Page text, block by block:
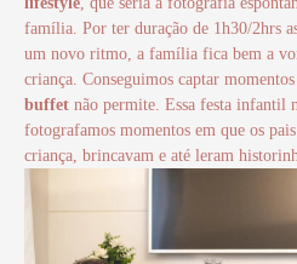
família. Por ter duração de 1h30/2hrs
um novo ritmo, a família fica bem a
criança. Conseguimos captar
buffet não permite. Essa festa infantil
fotografamos momentos em que os
criança, brincavam e até leram